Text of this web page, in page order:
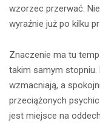
wzorzec przerwać.
wyraźnie już po kilku
Znaczenie ma tu
takim samym stopniu.
wzmacniają, a
przeciążonych
jest miejsce na